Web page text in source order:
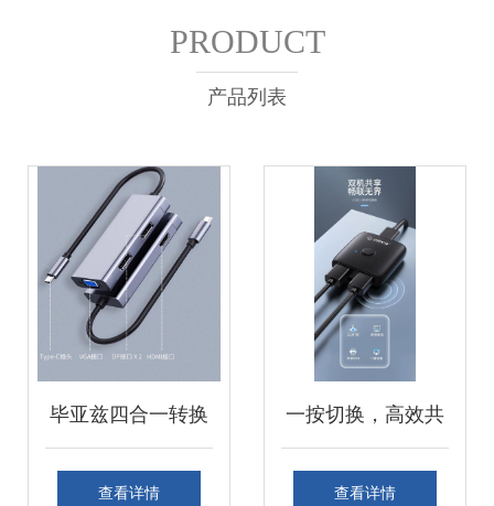
PRODUCT
产品列表
毕亚兹四合一转换
器 一机多用，玩转
查看详情
一按切换，高效共
享 USB 2.0二进一
查看详情